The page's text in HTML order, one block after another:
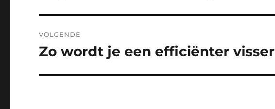
VOLGENDE
Volgend
Zo wordt je een efficiënter visser